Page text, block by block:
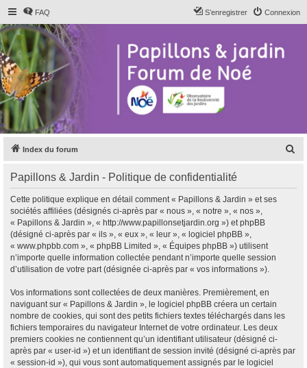
FAQ Connexion
S’enregistrer
Index du forum
Papillons & Jardin - Politique de confidentialité
Cette politique explique en détail comment « Papillons & Jardin » et ses
sociétés affiliées (désignés ci-après par « nous », « notre », « nos »,
« Papillons & Jardin », « http://www.papillonsetjardin.org ») et phpBB
(désigné ci-après par « ils », « eux », « leur », « logiciel phpBB »,
« www.phpbb.com », « phpBB Limited », « Équipes phpBB ») utilisent
n’importe quelle information collectée pendant n’importe quelle session
d’utilisation de votre part (désignée ci-après par « vos informations »).
Vos informations sont collectées de deux manières. Premièrement, en
naviguant sur « Papillons & Jardin », le logiciel phpBB créera un certain
nombre de cookies, qui sont des petits fichiers textes téléchargés dans les
fichiers temporaires du navigateur Internet de votre ordinateur. Les deux
premiers cookies ne contiennent qu’un identifiant utilisateur (désigné ci-
après par « user-id ») et un identifiant de session invité (désigné ci-après par
« session-id »), qui vous sont automatiquement assignés par le logiciel